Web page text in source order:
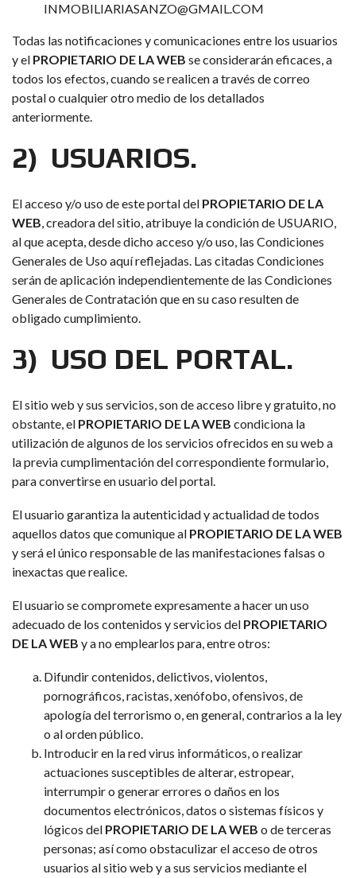
INMOBILIARIASANZO@GMAIL.COM
Todas las notificaciones y comunicaciones entre los usuarios
y el PROPIETARIO DE LA WEB se considerarán eficaces, a
todos los efectos, cuando se realicen a través de correo
postal o cualquier otro medio de los detallados
anteriormente.
2) USUARIOS.
El acceso y/o uso de este portal del PROPIETARIO DE LA
WEB, creadora del sitio, atribuye la condición de USUARIO,
al que acepta, desde dicho acceso y/o uso, las Condiciones
Generales de Uso aquí reflejadas. Las citadas Condiciones
serán de aplicación independientemente de las Condiciones
Generales de Contratación que en su caso resulten de
obligado cumplimiento.
3) USO DEL PORTAL.
El sitio web y sus servicios, son de acceso libre y gratuito, no
obstante, el PROPIETARIO DE LA WEB condiciona la
utilización de algunos de los servicios ofrecidos en su web a
la previa cumplimentación del correspondiente formulario,
para convertirse en usuario del portal.
El usuario garantiza la autenticidad y actualidad de todos
aquellos datos que comunique al PROPIETARIO DE LA WEB
y será el único responsable de las manifestaciones falsas o
inexactas que realice.
El usuario se compromete expresamente a hacer un uso
adecuado de los contenidos y servicios del PROPIETARIO
DE LA WEB y a no emplearlos para, entre otros:
Difundir contenidos, delictivos, violentos,
pornográficos, racistas, xenófobo, ofensivos, de
apología del terrorismo o, en general, contrarios a la ley
o al orden público.
Introducir en la red virus informáticos, o realizar
actuaciones susceptibles de alterar, estropear,
interrumpir o generar errores o daños en los
documentos electrónicos, datos o sistemas físicos y
lógicos del PROPIETARIO DE LA WEB o de terceras
personas; así como obstaculizar el acceso de otros
usuarios al sitio web y a sus servicios mediante el